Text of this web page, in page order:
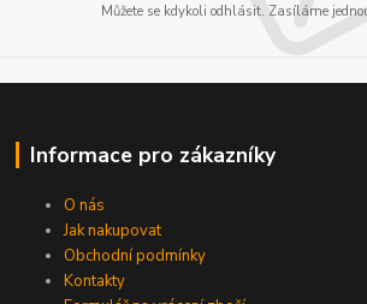
Můžete se kdykoli odhlásit. Zasíláme
Informace pro zákazníky
O nás
Jak nakupovat
Obchodní podmínky
Kontakty